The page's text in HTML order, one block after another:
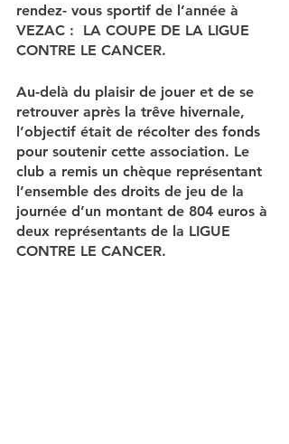
rendez- vous sportif de l’année à
VEZAC :  LA COUPE DE LA LIGUE
CONTRE LE CANCER.
Au-delà du plaisir de jouer et de se
retrouver après la trêve hivernale,
l’objectif était de récolter des fonds
pour soutenir cette association. Le
club a remis un chèque représentant
l’ensemble des droits de jeu de la
journée d’un montant de 804 euros à
deux représentants de la LIGUE
CONTRE LE CANCER.